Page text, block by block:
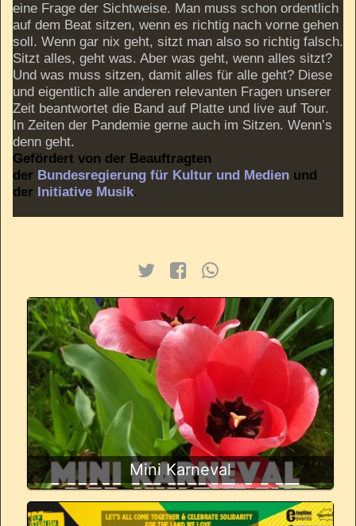
eine Frage der Sichtweise. Man muss schon ordentlich
auf dem Beat sitzen, wenn es richtig nach vorne gehen
soll. Wenn gar nix geht, sitzt man also so richtig falsch.
Sitzt alles, geht was. Aber was geht, wenn alles sitzt?
Und was muss sitzen, damit alles für alle geht? Diese
und eigentlich alle anderen relevanten Fragen unserer
Zeit beantwortet die Band auf Platte und live auf Tour.
In Zeiten der Pandemie gerne auch im Sitzen. Wenn’s
denn geht.
Gefördert von der Beauftragten
der Bundesregierung für Kultur und Medien und
der Initiative Musik.
Mini Karneval